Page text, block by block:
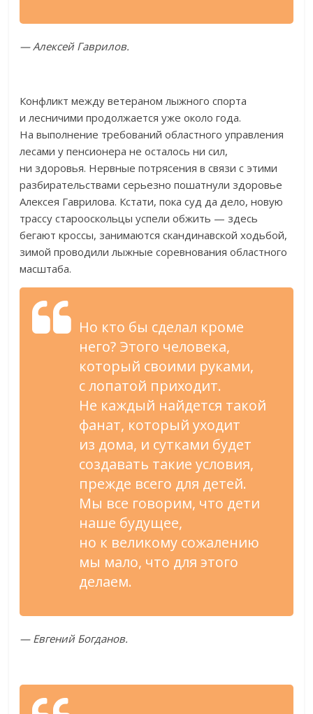
— Алексей Гаврилов.
Конфликт между ветераном лыжного спорта
и лесничими продолжается уже около года.
На выполнение требований областного управления
лесами у пенсионера не осталось ни сил,
ни здоровья. Нервные потрясения в связи с этими
разбирательствами серьезно пошатнули здоровье
Алексея Гаврилова. Кстати, пока суд да дело, новую
трассу старооскольцы успели обжить — здесь
бегают кроссы, занимаются скандинавской ходьбой,
зимой проводили лыжные соревнования областного
масштаба.
Но кто бы сделал кроме
него? Этого человека,
который своими руками,
с лопатой приходит.
Не каждый найдется такой
фанат, который уходит
из дома, и сутками будет
создавать такие условия,
прежде всего для детей.
Мы все говорим, что дети
наше будущее,
но к великому сожалению
мы мало, что для этого
делаем.
— Евгений Богданов.